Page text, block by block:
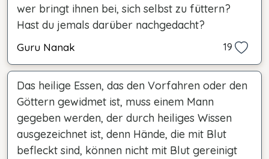
wer bringt ihnen bei, sich selbst zu füttern?
Hast du jemals darüber nachgedacht?
Guru Nanak 19
Das heilige Essen, das den Vorfahren oder den
Göttern gewidmet ist, muss einem Mann
gegeben werden, der durch heiliges Wissen
ausgezeichnet ist, denn Hände, die mit Blut
befleckt sind, können nicht mit Blut gereinigt